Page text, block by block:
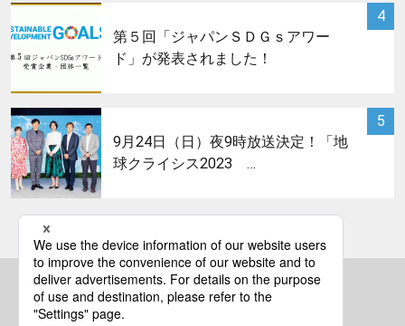
4
サムネイル
第５回「ジャパンＳＤＧｓアワー
ド」が発表されました！
5
サムネイル
9月24日（日）夜9時放送決定！「地
球クライシス2023 …
bs asahi